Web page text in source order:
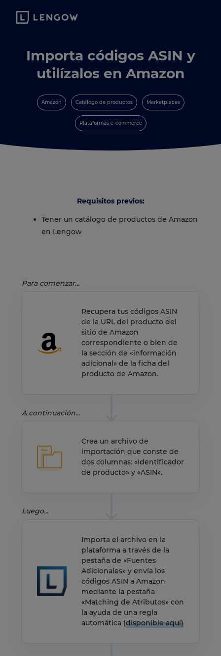
Importa códigos ASIN y
utilízalos en Amazon
Amazon Catálogo de productos Marketplaces
Plataformas e-commerce
Requisitos previos:
Tener un catálogo de productos de Amazon
en Lengow
Para comenzar...
Recupera tus códigos ASIN
de la URL del producto del
sitio de Amazon
correspondiente o bien de
la sección de «información
adicional» de la ficha del
producto de Amazon.
A continuación...
Crea un archivo de
importación que conste de
dos columnas: «Identificador
de producto» y «ASIN».
Luego...
Importa el archivo en la
plataforma a través de la
pestaña de «Fuentes
Adicionales» y envía los
códigos ASIN a Amazon
mediante la pestaña
«Matching de Atributos» con
la ayuda de una regla
automática (disponible aquí)